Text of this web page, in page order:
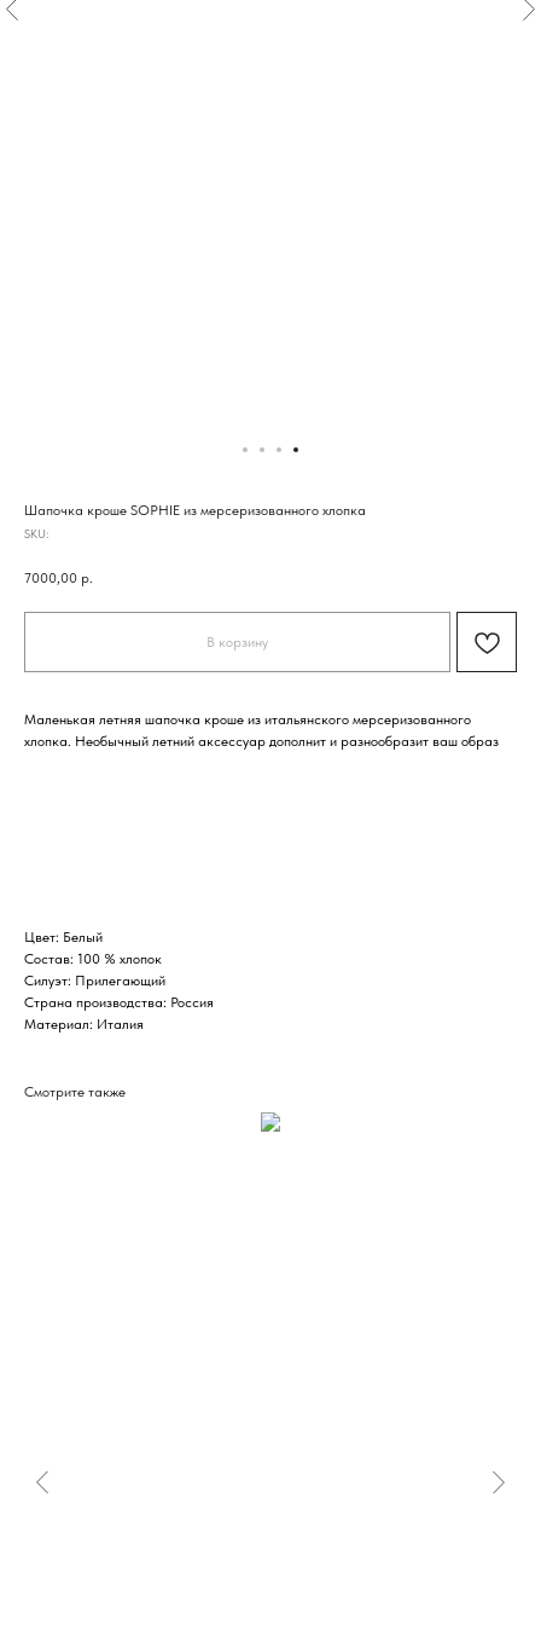
Шапочка кроше SOPHIE из мерсеризованного хлопка
SKU:
7000,00 р.
В корзину
Маленькая летняя шапочка кроше из итальянского мерсеризованного
хлопка. Необычный летний аксессуар дополнит и разнообразит ваш образ
Цвет: Белый
Состав: 100 % хлопок
Силуэт: Прилегающий
Страна производства: Россия
Материал: Италия
Смотрите также